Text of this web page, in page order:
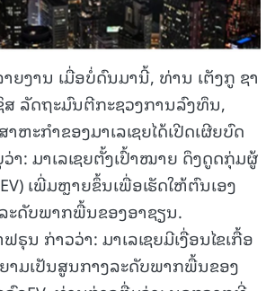
ຍງານ ເມື່ອບໍ່ດົນມານີ້, ທ່ານ ເຕັງກູ ຊາ
ລັດຖະມົນຕີກະຊວງການລົງທຶນ,
ຫະກຳຂອງມາເລເຊຍໄດ້ເປີດເຜີຍບົດ
າ: ມາເລເຊຍຕັ້ງເປົ້າໝາຍ ດຶງດູດກຸ່ມຜູ້
ເພີ່ມຫຼາຍຂຶ້ນເພື່ອເຮັດໃຫ້ຕົນເອງ
ະດັບພາກພື້ນຂອງອາຊຽນ.
ນ ກ່າວວ່າ: ມາເລເຊຍມີເງື່ອນໄຂເກື້ອ
ມເປັນສູນກາງລະດັບພາກພື້ນຂອງ